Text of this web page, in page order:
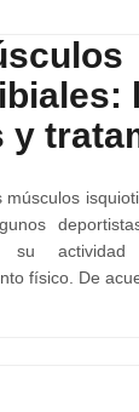
y
músculos
su
físico. De